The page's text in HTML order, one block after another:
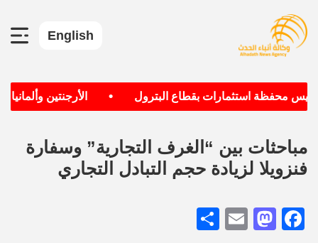
English
محفظة استثمارات بقطاع البترول الأرجنتين وألمانيا
مباحثات بين “الغرف التجارية” وسفارة
فنزويلا لزيادة حجم التبادل التجاري
Facebook
Mastodon
Email